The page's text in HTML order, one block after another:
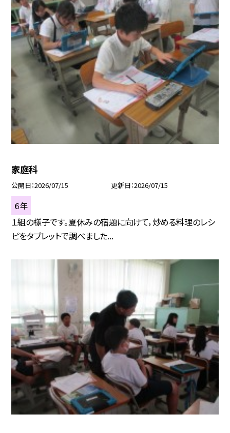
家庭科
公開日 2026/07/15 更新日 2026/07/15
６年
１組の様子です。夏休みの宿題に向けて，炒める料理のレシ
ピをタブレットで調べました...